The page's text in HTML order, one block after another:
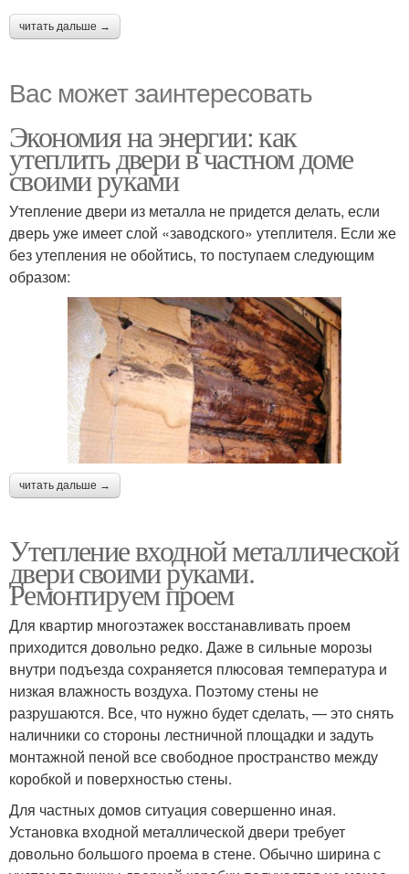
читать дальше →
Вас может заинтересовать
Экономия на энергии: как
утеплить двери в частном доме
своими руками
Утепление двери из металла не придется делать, если
дверь уже имеет слой «заводского» утеплителя. Если же
без утепления не обойтись, то поступаем следующим
образом:
читать дальше →
Утепление входной металлической
двери своими руками.
Ремонтируем проем
Для квартир многоэтажек восстанавливать проем
приходится довольно редко. Даже в сильные морозы
внутри подъезда сохраняется плюсовая температура и
низкая влажность воздуха. Поэтому стены не
разрушаются. Все, что нужно будет сделать, — это снять
наличники со стороны лестничной площадки и задуть
монтажной пеной все свободное пространство между
коробкой и поверхностью стены.
Для частных домов ситуация совершенно иная.
Установка входной металлической двери требует
довольно большого проема в стене. Обычно ширина с